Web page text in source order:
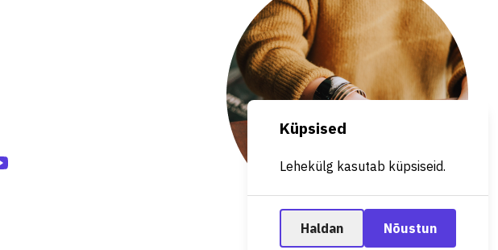
Küpsised
Lehekülg kasutab küpsiseid.
Haldan Nõustun